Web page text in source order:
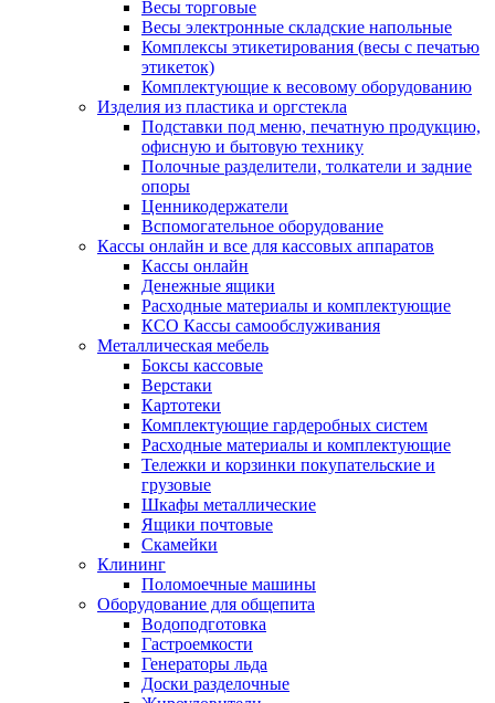
Весы торговые
Весы электронные складские напольные
Комплексы этикетирования (весы с печатью
этикеток)
Комплектующие к весовому оборудованию
Изделия из пластика и оргстекла
Подставки под меню, печатную продукцию,
офисную и бытовую технику
Полочные разделители, толкатели и задние
опоры
Ценникодержатели
Вспомогательное оборудование
Кассы онлайн и все для кассовых аппаратов
Кассы онлайн
Денежные ящики
Расходные материалы и комплектующие
КСО Кассы самообслуживания
Металлическая мебель
Боксы кассовые
Верстаки
Картотеки
Комплектующие гардеробных систем
Расходные материалы и комплектующие
Тележки и корзинки покупательские и
грузовые
Шкафы металлические
Ящики почтовые
Скамейки
Клининг
Поломоечные машины
Оборудование для общепита
Водоподготовка
Гастроемкости
Генераторы льда
Доски разделочные